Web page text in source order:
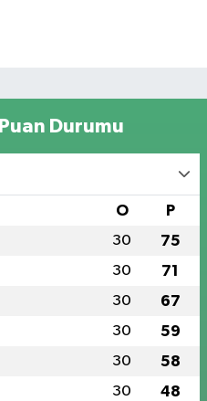
Durumu
O P
30 75
30 71
30 67
30 59
30 58
30 48